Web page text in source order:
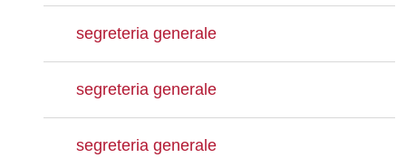
segreteria generale
segreteria generale
segreteria generale